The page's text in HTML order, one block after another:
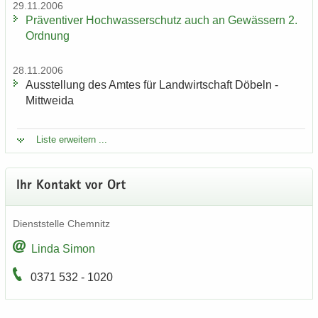
29.11.2006
Prä­ven­ti­ver Hoch­was­ser­schutz auch an Ge­wäs­sern 2.
Ord­nung
28.11.2006
Aus­stel­lung des Amtes für Land­wirt­schaft Dö­beln -
Mitt­wei­da
Liste er­wei­tern ...
Ihr Kon­takt vor Ort
Dienst­stel­le Chem­nitz
Linda Simon
0371 532 - 1020